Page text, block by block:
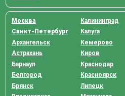
Москва
Санкт-Петербург
Архангельск
Астрахань
Барнаул
Белгород
Брянск
Калининград
Калуга
Кемерово
Киров
Краснодар
Красноярск
Липецк